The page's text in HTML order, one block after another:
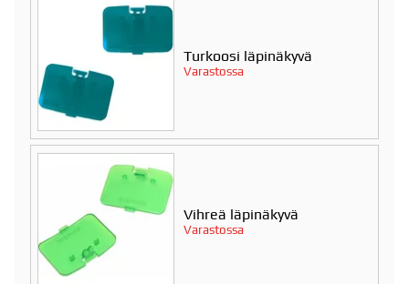
Turkoosi läpinäkyvä
Varastossa
Vihreä läpinäkyvä
Varastossa